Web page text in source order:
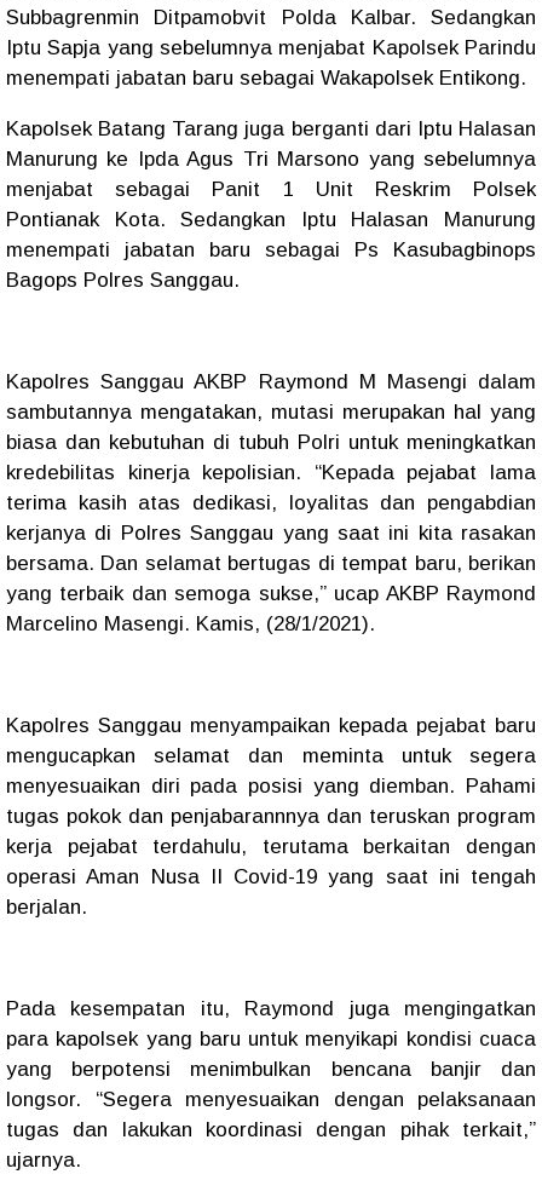
Subbagrenmin Ditpamobvit Polda Kalbar. Sedangkan
Iptu Sapja yang sebelumnya menjabat Kapolsek Parindu
menempati jabatan baru sebagai Wakapolsek Entikong.
Kapolsek Batang Tarang juga berganti dari Iptu Halasan
Manurung ke Ipda Agus Tri Marsono yang sebelumnya
menjabat sebagai Panit 1 Unit Reskrim Polsek
Pontianak Kota. Sedangkan Iptu Halasan Manurung
menempati jabatan baru sebagai Ps Kasubagbinops
Bagops Polres Sanggau.
Kapolres Sanggau AKBP Raymond M Masengi dalam
sambutannya mengatakan, mutasi merupakan hal yang
biasa dan kebutuhan di tubuh Polri untuk meningkatkan
kredebilitas kinerja kepolisian. “Kepada pejabat lama
terima kasih atas dedikasi, loyalitas dan pengabdian
kerjanya di Polres Sanggau yang saat ini kita rasakan
bersama. Dan selamat bertugas di tempat baru, berikan
yang terbaik dan semoga sukse,” ucap AKBP Raymond
Marcelino Masengi. Kamis, (28/1/2021).
Kapolres Sanggau menyampaikan kepada pejabat baru
mengucapkan selamat dan meminta untuk segera
menyesuaikan diri pada posisi yang diemban. Pahami
tugas pokok dan penjabarannnya dan teruskan program
kerja pejabat terdahulu, terutama berkaitan dengan
operasi Aman Nusa II Covid-19 yang saat ini tengah
berjalan.
Pada kesempatan itu, Raymond juga mengingatkan
para kapolsek yang baru untuk menyikapi kondisi cuaca
yang berpotensi menimbulkan bencana banjir dan
longsor. “Segera menyesuaikan dengan pelaksanaan
tugas dan lakukan koordinasi dengan pihak terkait,”
ujarnya.